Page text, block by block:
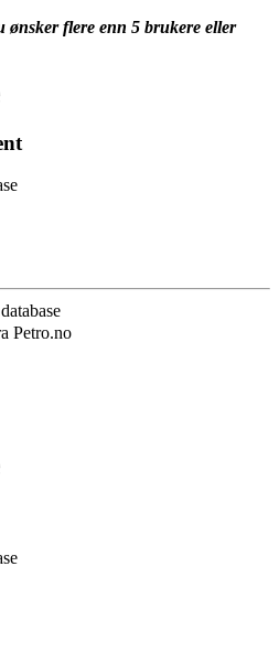
ønsker flere enn 5 brukere eller
Petro.no